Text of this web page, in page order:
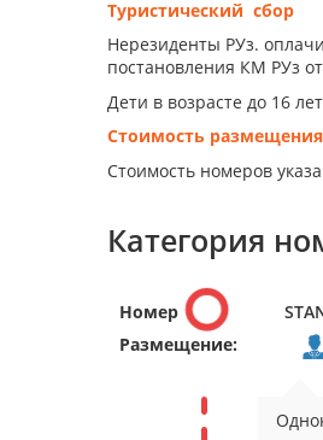
Туристический сбор
Нерезиденты РУз.
постановления КМ РУз
Дети в возрасте до 16
Стоимость размещения
Стоимость номеров
Категория
Номер
Размещение: